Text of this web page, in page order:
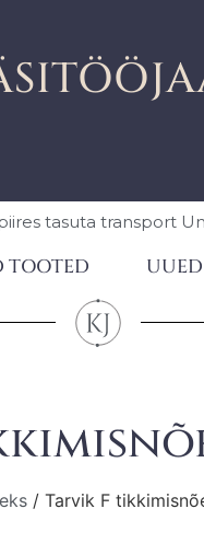
tasuta transport
TOOTED
/ Tarvik F